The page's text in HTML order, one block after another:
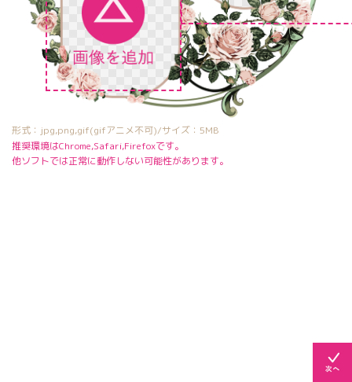
形式：jpg,png,gif(gifアニメ不可)/サイズ：5MB
推奨環境はChrome,Safari,Firefoxです。
他ソフトでは正常に動作しない可能性があります。